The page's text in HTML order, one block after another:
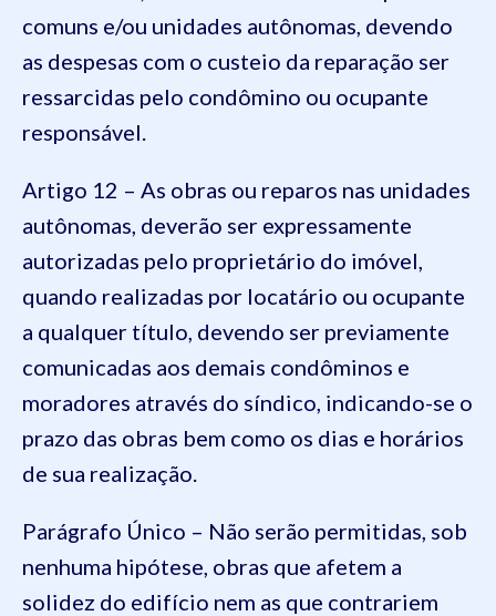
comuns e/ou unidades autônomas, devendo
as despesas com o custeio da reparação ser
ressarcidas pelo condômino ou ocupante
responsável.
Artigo 12 – As obras ou reparos nas unidades
autônomas, deverão ser expressamente
autorizadas pelo proprietário do imóvel,
quando realizadas por locatário ou ocupante
a qualquer título, devendo ser previamente
comunicadas aos demais condôminos e
moradores através do síndico, indicando-se o
prazo das obras bem como os dias e horários
de sua realização.
Parágrafo Único – Não serão permitidas, sob
nenhuma hipótese, obras que afetem a
solidez do edifício nem as que contrariem